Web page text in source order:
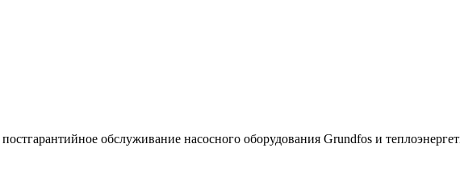
обслуживание насосного оборудования Grundfos и